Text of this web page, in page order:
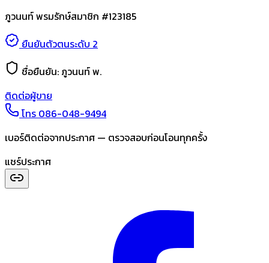
ภูวนนท์ พรมรักษ์สมาชิก #123185
ยืนยันตัวตนระดับ 2
ชื่อยืนยัน: ภูวนนท์ พ.
ติดต่อผู้ขาย
โทร 086-048-9494
เบอร์ติดต่อจากประกาศ — ตรวจสอบก่อนโอนทุกครั้ง
แชร์ประกาศ